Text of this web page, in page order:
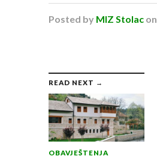
Posted by MIZ Stolac on
READ NEXT →
OBAVJEŠTENJA